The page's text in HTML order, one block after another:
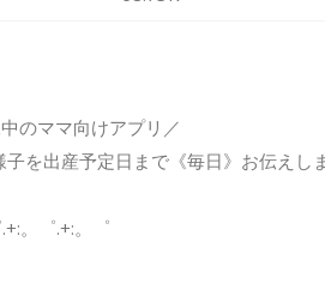
のママ向けアプリ／
を出産予定日まで《毎日》お伝えしま
。゜.+:。゜